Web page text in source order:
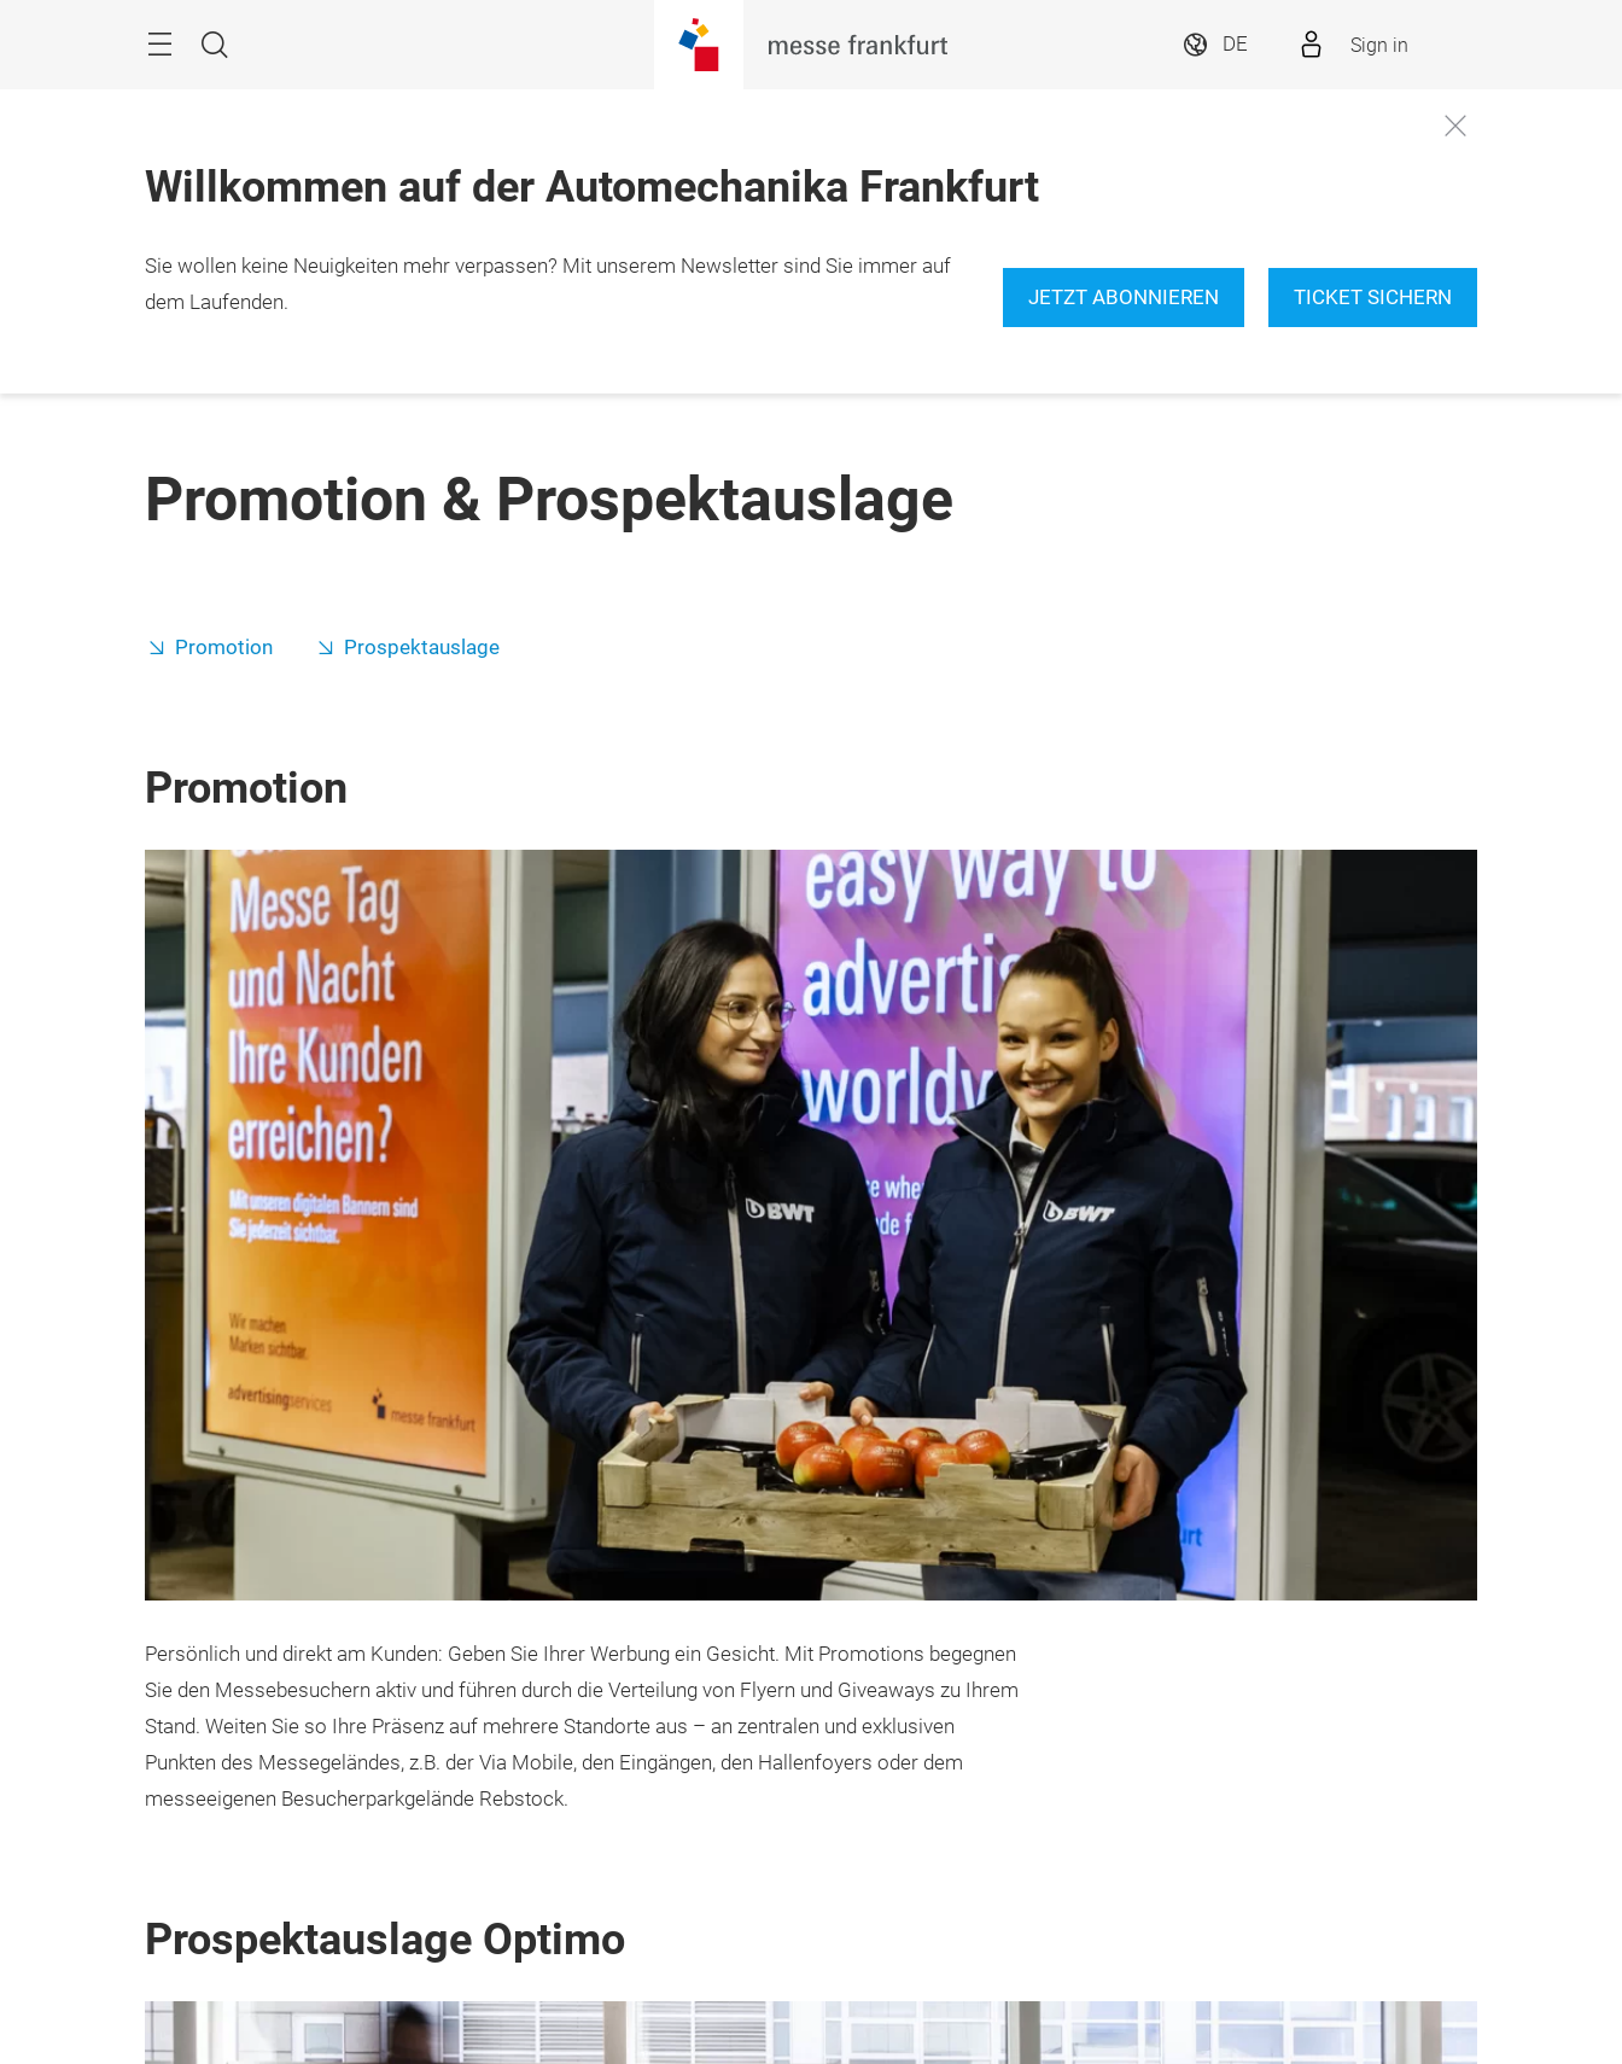
Suche
DE Sign in
Willkommen auf der Automechanika Frankfurt
Sie wollen keine Neuigkeiten mehr verpassen? Mit unserem Newsletter sind Sie immer auf
dem Laufenden.
JETZT ABONNIEREN TICKET SICHERN
Promotion & Prospektauslage
Promotion Prospektauslage
Promotion
Persönlich und direkt am Kunden: Geben Sie Ihrer Werbung ein Gesicht. Mit Promotions begegnen
Sie den Messebesuchern aktiv und führen durch die Verteilung von Flyern und Giveaways zu Ihrem
Stand. Weiten Sie so Ihre Präsenz auf mehrere Standorte aus – an zentralen und exklusiven
Punkten des Messegeländes, z.B. der Via Mobile, den Eingängen, den Hallenfoyers oder dem
messeeigenen Besucherparkgelände Rebstock.
Prospektauslage Optimo